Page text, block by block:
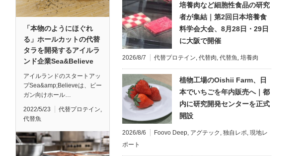
「本物のようにほぐれ
る」ホールカットの代替
タラを開発するアイルラ
ンド企業Sea&Believe
アイルランドのスタートアッ
プSea&amp;Believeは、ビー
ガン向けホール…
2022/5/23 代替プロテイン,
代替魚
培養肉など細胞性食品の研究
者が集結｜第2回日本培養食
料学会大会、8月28日・29日
に大阪で開催
2026/8/7 代替プロテイン 代替肉 代替魚 培養肉
植物工場のOishii Farm、日
本でいちごを年内販売へ｜都
内に研究開発センターを正式
開設
2026/8/6 Foovo Deep アグテック 独自レポ 現地レ
ポート